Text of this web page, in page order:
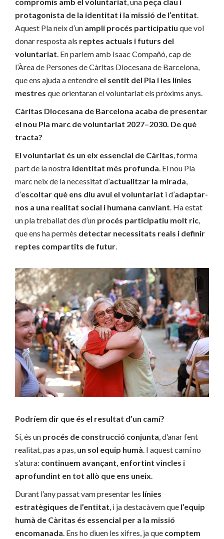
protagonista de la identitat i la missió de l’entitat
Aquest Pla neix d’un ampli procés participatiu que vol
donar resposta als reptes actuals i futurs del
voluntariat . En parlem amb Isaac Compañó, cap de
l’Àrea de Persones de Càritas Diocesana de Barcelona,
que ens ajuda a entendre el sentit del Pla i les línies
mestres que orientaran el voluntariat els pròxims anys.
Càritas Diocesana de Barcelona acaba de presentar
el nou Pla marc de voluntariat 2027–2030. De què
tracta?
El voluntariat és un eix essencial de Càritas , forma
part de la nostra identitat més profunda . El nou Pla
marc neix de la necessitat d’actualitzar la mirada
d’escoltar què ens diu avui el voluntariat i d’adaptar-
nos a una realitat social i humana canviant . Ha estat
un pla treballat des d’un procés participatiu molt ric
que ens ha permès detectar necessitats reals i definir
reptes compartits de futur
Podríem dir que és el resultat d’un camí?
Sí, és un procés de construcció conjunta, d’anar fent
realitat, pas a pas, un sol equip humà. I aquest camí no
s’atura: continuem avançant, enfortint vincles i
aprofundint en tot allò que ens uneix.
Durant l’any passat vam presentar les línies
estratègiques de l’entitat, i ja destacàvem que l’equip
humà de Càritas és essencial per a la missió
encomanada. Ens ho diuen les xifres, ja que comptem